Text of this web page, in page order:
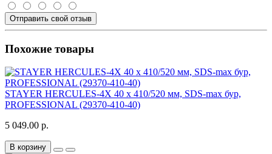
Отправить свой отзыв
Похожие товары
STAYER HERCULES-4Х 40 x 410/520 мм, SDS-max бур,
PROFESSIONAL (29370-410-40)
5 049.00 р.
В корзину